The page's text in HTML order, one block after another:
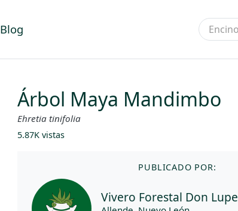
Blog
Árbol Maya Mandimbo
Ehretia tinifolia
5.87K vistas
PUBLICADO POR:
Vivero Forestal Don Lupe